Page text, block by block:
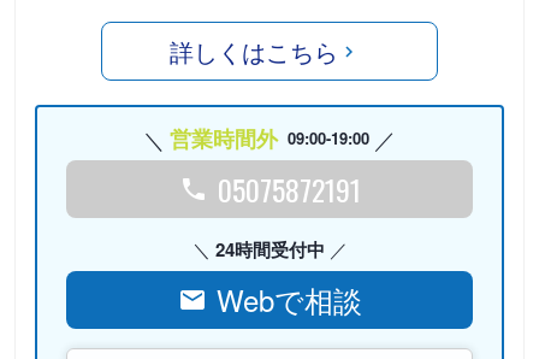
詳しくはこちら
営業時間外 09:00-19:00
05075872191
24時間受付中
Webで相談